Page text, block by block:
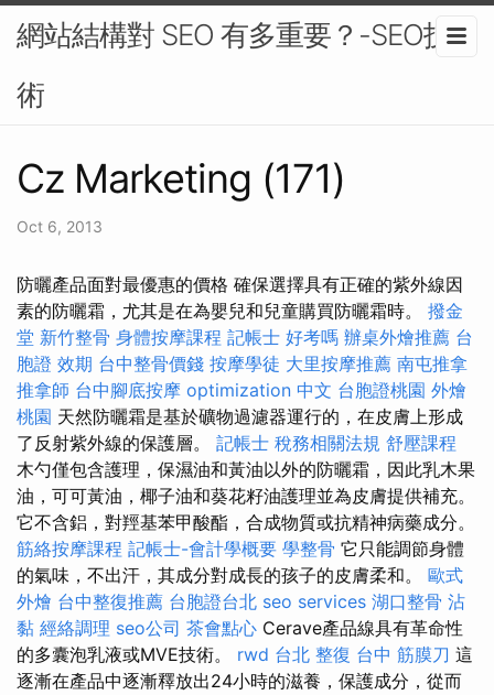
網站結構對 SEO 有多重要？-SEO技
術
Cz Marketing (171)
Oct 6, 2013
防曬產品面對最優惠的價格 確保選擇具有正確的紫外線因
素的防曬霜，尤其是在為嬰兒和兒童購買防曬霜時。 撥金
堂 新竹整骨 身體按摩課程 記帳士 好考嗎 辦桌外燴推薦 台
胞證 效期 台中整骨價錢 按摩學徒 大里按摩推薦 南屯推拿
推拿師 台中腳底按摩 optimization 中文 台胞證桃園 外燴
桃園 天然防曬霜是基於礦物過濾器運行的，在皮膚上形成
了反射紫外線的保護層。 記帳士 稅務相關法規 舒壓課程
木勺僅包含護理，保濕油和黃油以外的防曬霜，因此乳木果
油，可可黃油，椰子油和葵花籽油護理並為皮膚提供補充。
它不含鋁，對羥基苯甲酸酯，合成物質或抗精神病藥成分。
筋絡按摩課程 記帳士-會計學概要 學整骨 它只能調節身體
的氣味，不出汗，其成分對成長的孩子的皮膚柔和。 歐式
外燴 台中整復推薦 台胞證台北 seo services 湖口整骨 沾
黏 經絡調理 seo公司 茶會點心 Cerave產品線具有革命性
的多囊泡乳液或MVE技術。 rwd 台北 整復 台中 筋膜刀 這
逐漸在產品中逐漸釋放出24小時的滋養，保護成分，從而